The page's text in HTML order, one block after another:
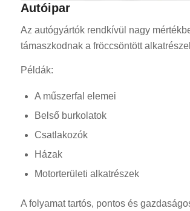
Autóipar
Az autógyártók rendkívül nagy
támaszkodnak a fröccsöntött
Példák:
A műszerfal elemei
Belső burkolatok
Csatlakozók
Házak
Motorterületi alkatrészek
A folyamat tartós, pontos és